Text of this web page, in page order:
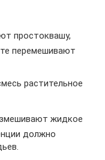
простоквашу,
перемешивают
растительное
жидкое
должно